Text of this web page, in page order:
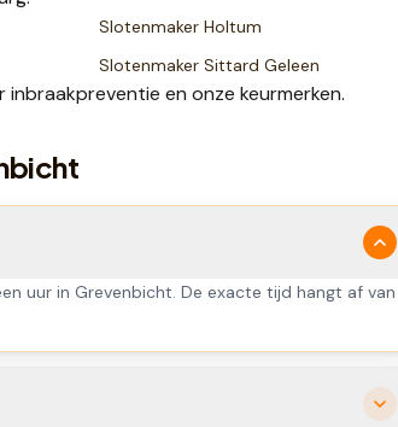
Slotenmaker Holtum
Slotenmaker Sittard Geleen
inbraakpreventie en onze keurmerken.
uur in Grevenbicht. De exacte tijd hangt af van